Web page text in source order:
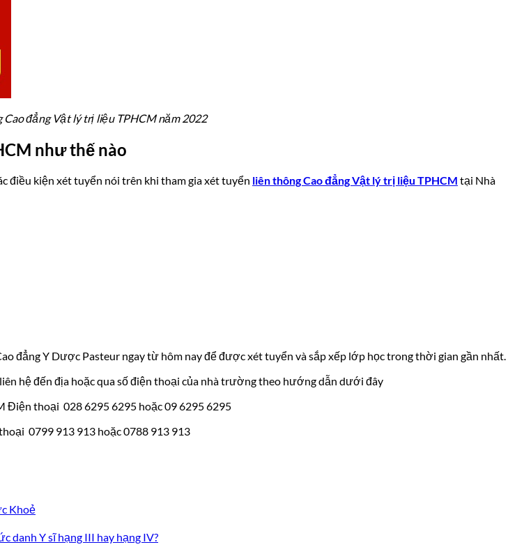
Cao đẳng Vật lý trị liệu TPHCM năm 2022
như thế nào
điều kiện xét tuyển nói trên khi tham gia xét tuyển liên thông Cao đẳng Vật lý trị liệu TPHCM tại Nhà
đẳng Y Dược Pasteur ngay từ hôm nay để được xét tuyển và sắp xếp lớp học trong thời gian gần nhất.
hệ đến địa hoặc qua số điện thoại của nhà trường theo hướng dẫn dưới đây
Điện thoại 028 6295 6295 hoặc 09 6295 6295
0799 913 913 hoặc 0788 913 913
Khoẻ
danh Y sĩ hạng III hay hạng IV?